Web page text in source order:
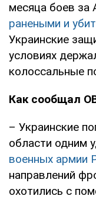
месяца боев за
ранеными и
Украинские
условиях
колоссальные
Как сообщал
– Украинские
области одним
военных армии
направлений
охотились с